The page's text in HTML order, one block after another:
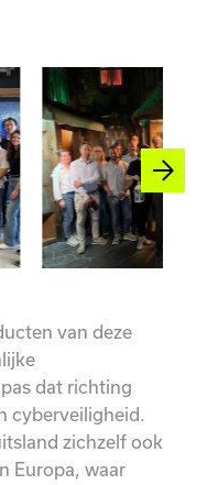
van deze
dat richting
cyberveiligheid.
zichzelf ook
Europa, waar